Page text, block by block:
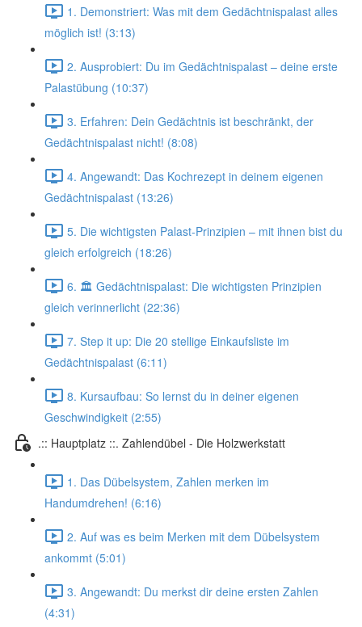
1. Demonstriert: Was mit dem Gedächtnispalast alles
möglich ist! (3:13)
2. Ausprobiert: Du im Gedächtnispalast – deine erste
Palastübung (10:37)
3. Erfahren: Dein Gedächtnis ist beschränkt, der
Gedächtnispalast nicht! (8:08)
4. Angewandt: Das Kochrezept in deinem eigenen
Gedächtnispalast (13:26)
5. Die wichtigsten Palast-Prinzipien – mit ihnen bist du
gleich erfolgreich (18:26)
6. 🏛️ Gedächtnispalast: Die wichtigsten Prinzipien
gleich verinnerlicht (22:36)
7. Step it up: Die 20 stellige Einkaufsliste im
Gedächtnispalast (6:11)
8. Kursaufbau: So lernst du in deiner eigenen
Geschwindigkeit (2:55)
.:: Hauptplatz ::. Zahlendübel - Die Holzwerkstatt
1. Das Dübelsystem, Zahlen merken im
Handumdrehen! (6:16)
2. Auf was es beim Merken mit dem Dübelsystem
ankommt (5:01)
3. Angewandt: Du merkst dir deine ersten Zahlen
(4:31)